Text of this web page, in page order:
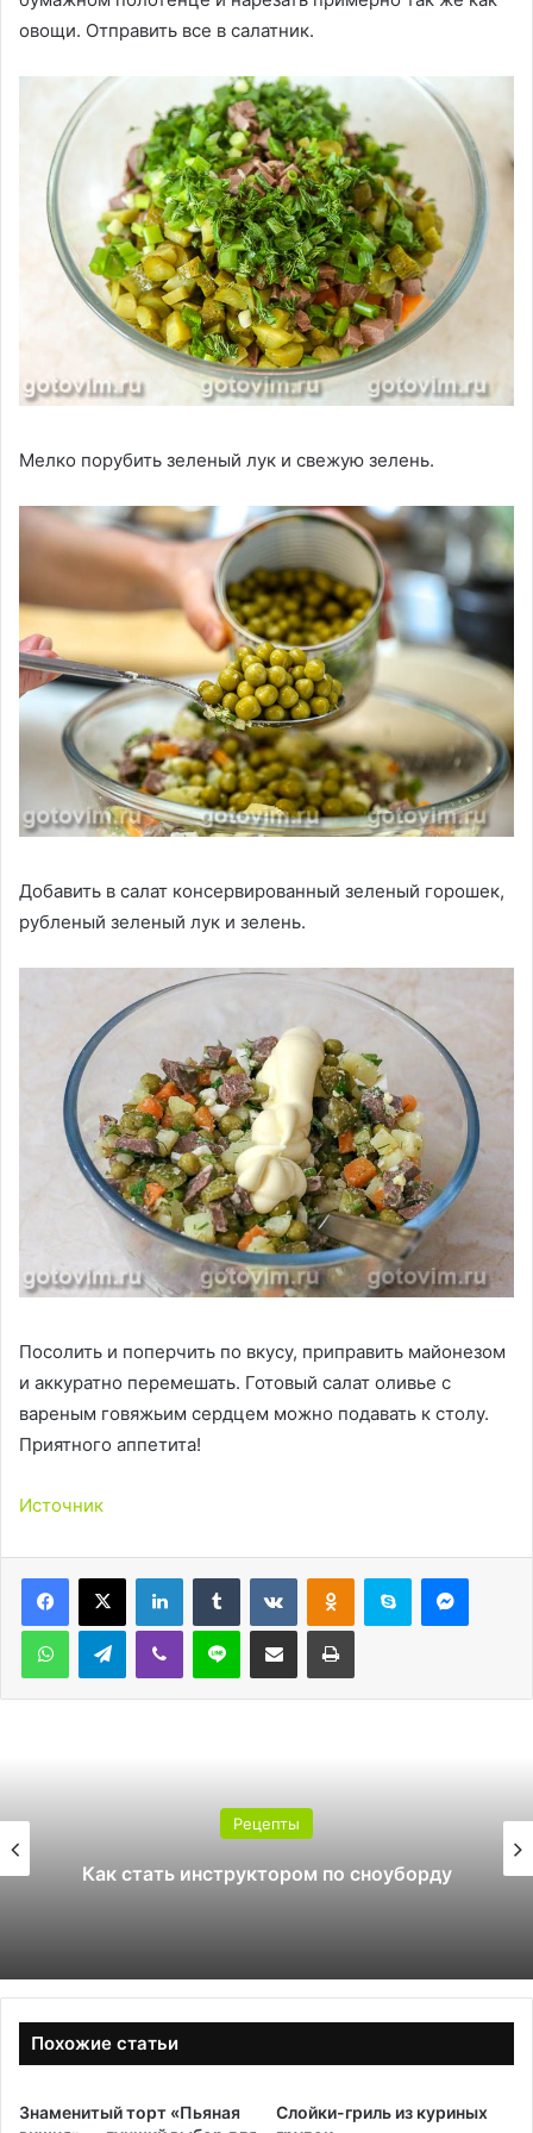
овощи. Отправить все в салатник.
Мелко порубить зеленый лук и свежую зелень.
Добавить в салат консервированный зеленый горошек,
рубленый зеленый лук и зелень.
Посолить и поперчить по вкусу, приправить майонезом
и аккуратно перемешать. Готовый салат оливье с
вареным говяжьим сердцем можно подавать к столу.
Приятного аппетита!
Источник
LinkedInTumblr ВконтактеОдноклассники
Skype
WhatsAppTelegramViber Line Поделиться через электронную почту Печатать
Рецепты
Как стать инструктором по сноуборду
Похожие статьи
Знаменитый торт «Пьяная
Слойки-гриль из куриных